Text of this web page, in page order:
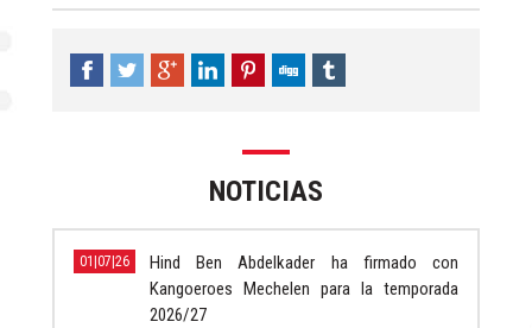
NOTICIAS
01|07|26
Hind Ben Abdelkader ha firmado con
Kangoeroes Mechelen para la temporada
2026/27